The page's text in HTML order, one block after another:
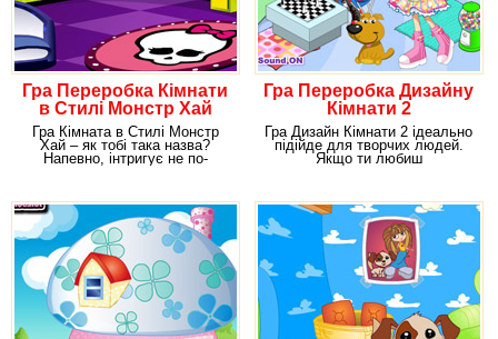
Гра Переробка Кімнати
в Стилі Монстр Хай
Гра Кімната в Стилі Монстр
Хай – як тобі така назва?
Напевно, інтригує не по-
Гра Переробка Дизайну
Кімнати 2
Гра Дизайн Кімнати 2 ідеально
підійде для творчих людей.
Якщо ти любиш